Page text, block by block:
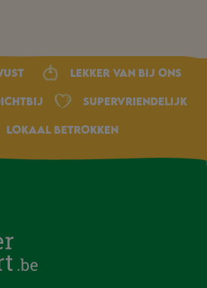
Lekker van bij ons
Supervriendelijk
Lokaal betrokken